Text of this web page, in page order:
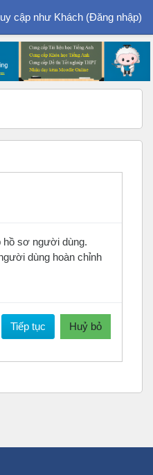
cập như Khách (Đăng nhập)
hồ sơ người dùng.
dùng hoàn chỉnh
Tiếp tục Huỷ bỏ